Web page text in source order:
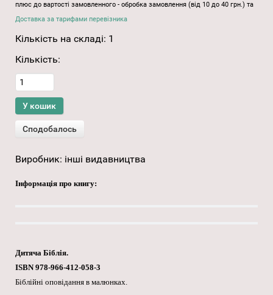
плюс до вартості замовленного - обробка замовлення (від 10 до 40 грн.) та
Доставка за тарифами перевізника
Кількість на складі: 1
Кількість:
Виробник: інші видавництва
Інформація про книгу:
Дитяча Біблія.
ISBN 978-966-412-058-3
Біблійні оповідання в малюнках.